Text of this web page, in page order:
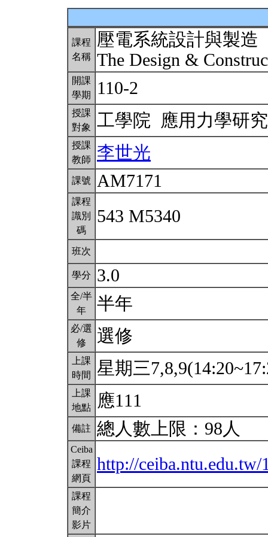
課程
名稱
壓電系統設計與製造
The Design &
開課
學期
110-2
授課
對象
工學院 應用力學研
授課
教師
李世光
課號 AM7171
課程
識別
碼
543 M5340
班次
學分 3.0
全/半
年
半年
必/選
修
選修
上課
時間
星期三
上課
地點
應111
備註 總人數上限：98人
Ceiba
課程
網頁
http://
課程
簡介
影片